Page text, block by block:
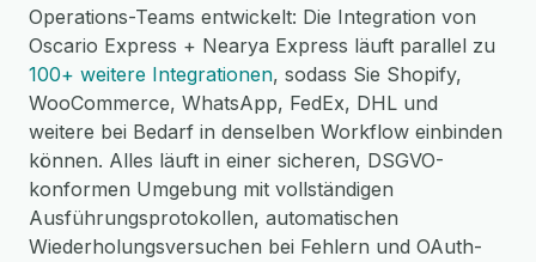
Operations-Teams entwickelt: Die Integration von
Oscario Express + Nearya Express läuft parallel zu
100+ weitere Integrationen, sodass Sie Shopify,
WooCommerce, WhatsApp, FedEx, DHL und
weitere bei Bedarf in denselben Workflow einbinden
können. Alles läuft in einer sicheren, DSGVO-
konformen Umgebung mit vollständigen
Ausführungsprotokollen, automatischen
Wiederholungsversuchen bei Fehlern und OAuth-